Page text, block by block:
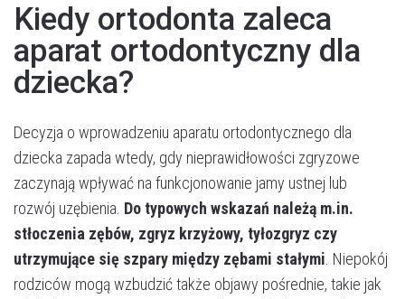
Kiedy ortodonta zaleca
aparat ortodontyczny dla
dziecka?
Decyzja o wprowadzeniu aparatu ortodontycznego dla
dziecka zapada wtedy, gdy nieprawidłowości zgryzowe
zaczynają wpływać na funkcjonowanie jamy ustnej lub
rozwój uzębienia. Do typowych wskazań należą m.in.
stłoczenia zębów, zgryz krzyżowy, tyłozgryz czy
utrzymujące się szpary między zębami stałymi . Niepokój
rodziców mogą wzbudzić także objawy pośrednie, takie jak